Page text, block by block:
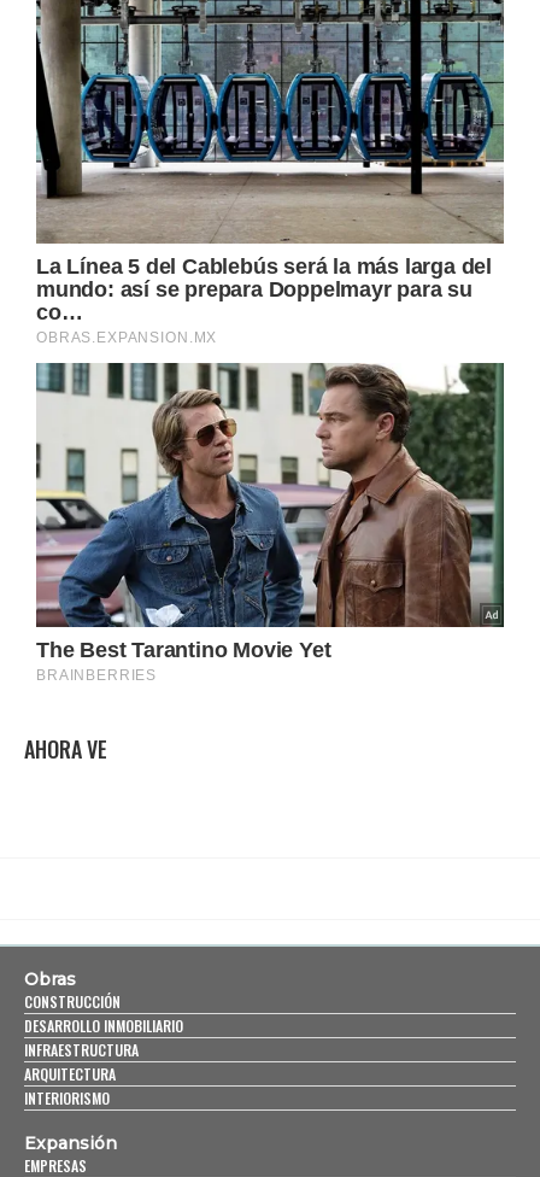
AHORA VE
Obras
CONSTRUCCIÓN
DESARROLLO INMOBILIARIO
INFRAESTRUCTURA
ARQUITECTURA
INTERIORISMO
Expansión
EMPRESAS